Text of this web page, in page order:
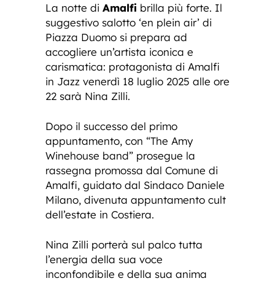
La notte di Amalfi brilla più forte. Il
suggestivo salotto ‘en plein air’ di
Piazza Duomo si prepara ad
accogliere un’artista iconica e
carismatica: protagonista di Amalfi
in Jazz venerdì 18 luglio 2025 alle ore
22 sarà Nina Zilli.
Dopo il successo del primo
appuntamento, con “The Amy
Winehouse band” prosegue la
rassegna promossa dal Comune di
Amalfi, guidato dal Sindaco Daniele
Milano, divenuta appuntamento cult
dell’estate in Costiera.
Nina Zilli porterà sul palco tutta
l’energia della sua voce
inconfondibile e della sua anima